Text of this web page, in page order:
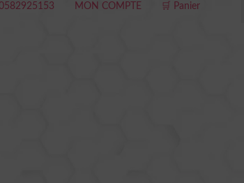
MON COMPTE 🛒 Panier